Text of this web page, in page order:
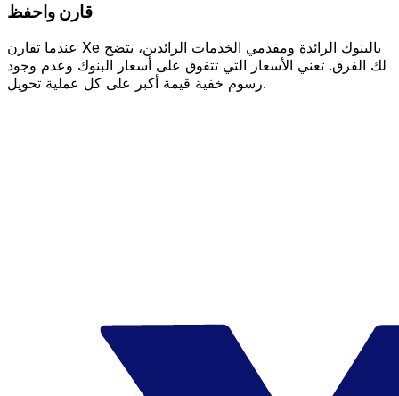
قارن واحفظ
عندما تقارن Xe بالبنوك الرائدة ومقدمي الخدمات الرائدين، يتضح
لك الفرق. تعني الأسعار التي تتفوق على أسعار البنوك وعدم وجود
رسوم خفية قيمة أكبر على كل عملية تحويل.